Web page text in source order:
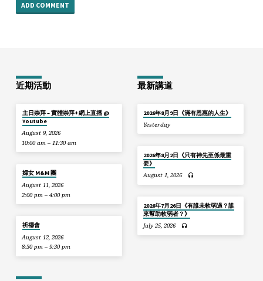
近期活動
主日崇拜 – 實體崇拜+網上直播 @
Youtube
August 9, 2026
10:00 am – 11:30 am
婦女 M&M 團
August 11, 2026
2:00 pm – 4:00 pm
祈禱會
August 12, 2026
8:30 pm – 9:30 pm
最新講道
2026年8月9日《滿有恩惠的人生》
Yesterday
2026年8月2日《只有神先至係最重
要》
August 1, 2026
2026年7月26日《有誰未軟弱過？誰
來幫助軟弱者？》
July 25, 2026